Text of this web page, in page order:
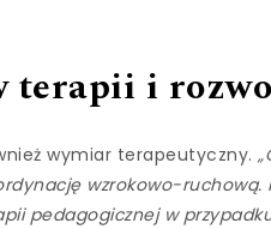
terapii i
wymiar terapeutyczny.
wzrokowo-
pedagogicznej w